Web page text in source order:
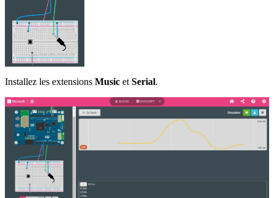
Installez les extensions Music et Serial.